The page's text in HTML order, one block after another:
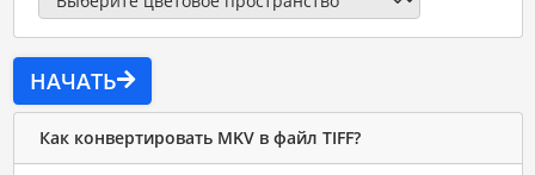
НАЧАТЬ
Как конвертировать MKV в файл TIFF?